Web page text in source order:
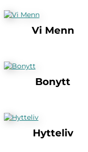
Vi Menn
Bonytt
Hytteliv